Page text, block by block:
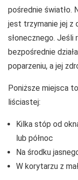
pośrednie światło.
jest trzymanie jej z
słonecznego. Jeśli
bezpośrednie
poparzeniu, a jej
Poniższe miejsca
liściastej:
Kilka stóp od
lub północ
Na środku
W korytarzu z